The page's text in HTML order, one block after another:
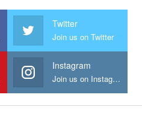
Twitter
Join us on Twitter
Instagram
Join us on Instagram